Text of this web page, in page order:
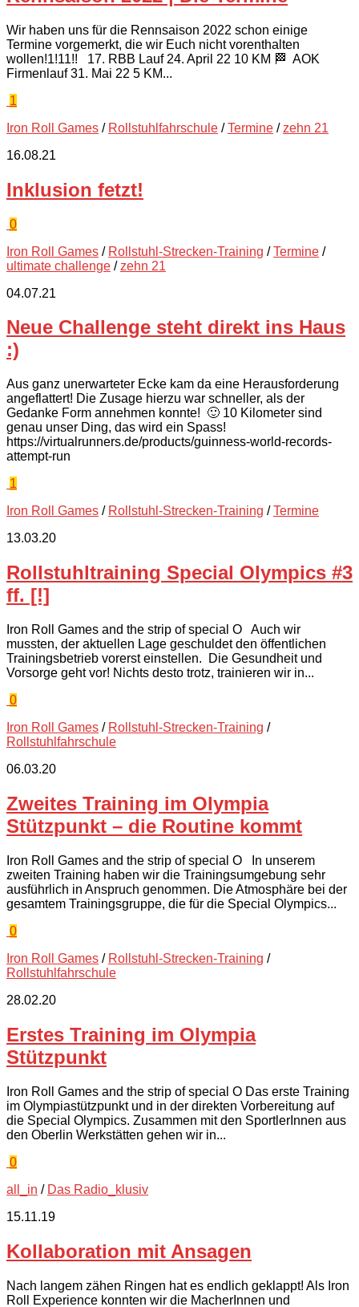
Wir haben uns für die Rennsaison 2022 schon einige
Termine vorgemerkt, die wir Euch nicht vorenthalten
wollen!1!11!! 17. RBB Lauf 24. April 22 10 KM 🏁 AOK
Firmenlauf 31. Mai 22 5 KM...
1
Iron Roll Games / Rollstuhlfahrschule /Termine / zehn 21
16.08.21
Inklusion fetzt!
0
Iron Roll Games / Rollstuhl-Strecken-Training /Termine /
ultimate challenge / zehn 21
04.07.21
Neue Challenge steht direkt ins Haus
:)
Aus ganz unerwarteter Ecke kam da eine Herausforderung
angeflattert! Die Zusage hierzu war schneller, als der
Gedanke Form annehmen konnte! 🙂 10 Kilometer sind
genau unser Ding, das wird ein Spass!
https://virtualrunners.de/products/guinness-world-records-
attempt-run
1
Iron Roll Games / Rollstuhl-Strecken-Training /Termine
13.03.20
Rollstuhltraining Special Olympics #3
ff. [!]
Iron Roll Games and the strip of special O Auch wir
mussten, der aktuellen Lage geschuldet den öffentlichen
Trainingsbetrieb vorerst einstellen. Die Gesundheit und
Vorsorge geht vor! Nichts desto trotz, trainieren wir in...
0
Iron Roll Games / Rollstuhl-Strecken-Training /
Rollstuhlfahrschule
06.03.20
Zweites Training im Olympia
Stützpunkt – die Routine kommt
Iron Roll Games and the strip of special O In unserem
zweiten Training haben wir die Trainingsumgebung sehr
ausführlich in Anspruch genommen. Die Atmosphäre bei der
gesamtem Trainingsgruppe, die für die Special Olympics...
0
Iron Roll Games / Rollstuhl-Strecken-Training /
Rollstuhlfahrschule
28.02.20
Erstes Training im Olympia
Stützpunkt
Iron Roll Games and the strip of special O Das erste Training
im Olympiastützpunkt und in der direkten Vorbereitung auf
die Special Olympics. Zusammen mit den SportlerInnen aus
den Oberlin Werkstätten gehen wir in...
0
all_in / Das Radio_klusiv
15.11.19
Kollaboration mit Ansagen
Nach langem zähen Ringen hat es endlich geklappt! Als Iron
Roll Experience konnten wir die MacherInnen und